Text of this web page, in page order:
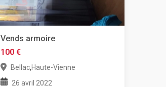
Vends armoire
100 €
Bellac,Haute-Vienne
26 avril 2022